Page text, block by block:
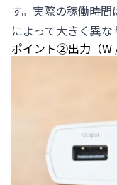
す。実際の稼働時
によって大きく異な
ポイント②出力（W /